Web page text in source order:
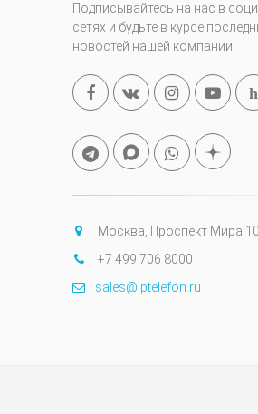
Подписывайтесь на нас в
сетях и будьте в курсе
новостей нашей компании
h
Москва, Проспект Мира
+7 499 706 8000
sales@iptelefon.ru